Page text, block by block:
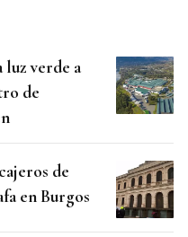
verde a
de
de
en Burgos